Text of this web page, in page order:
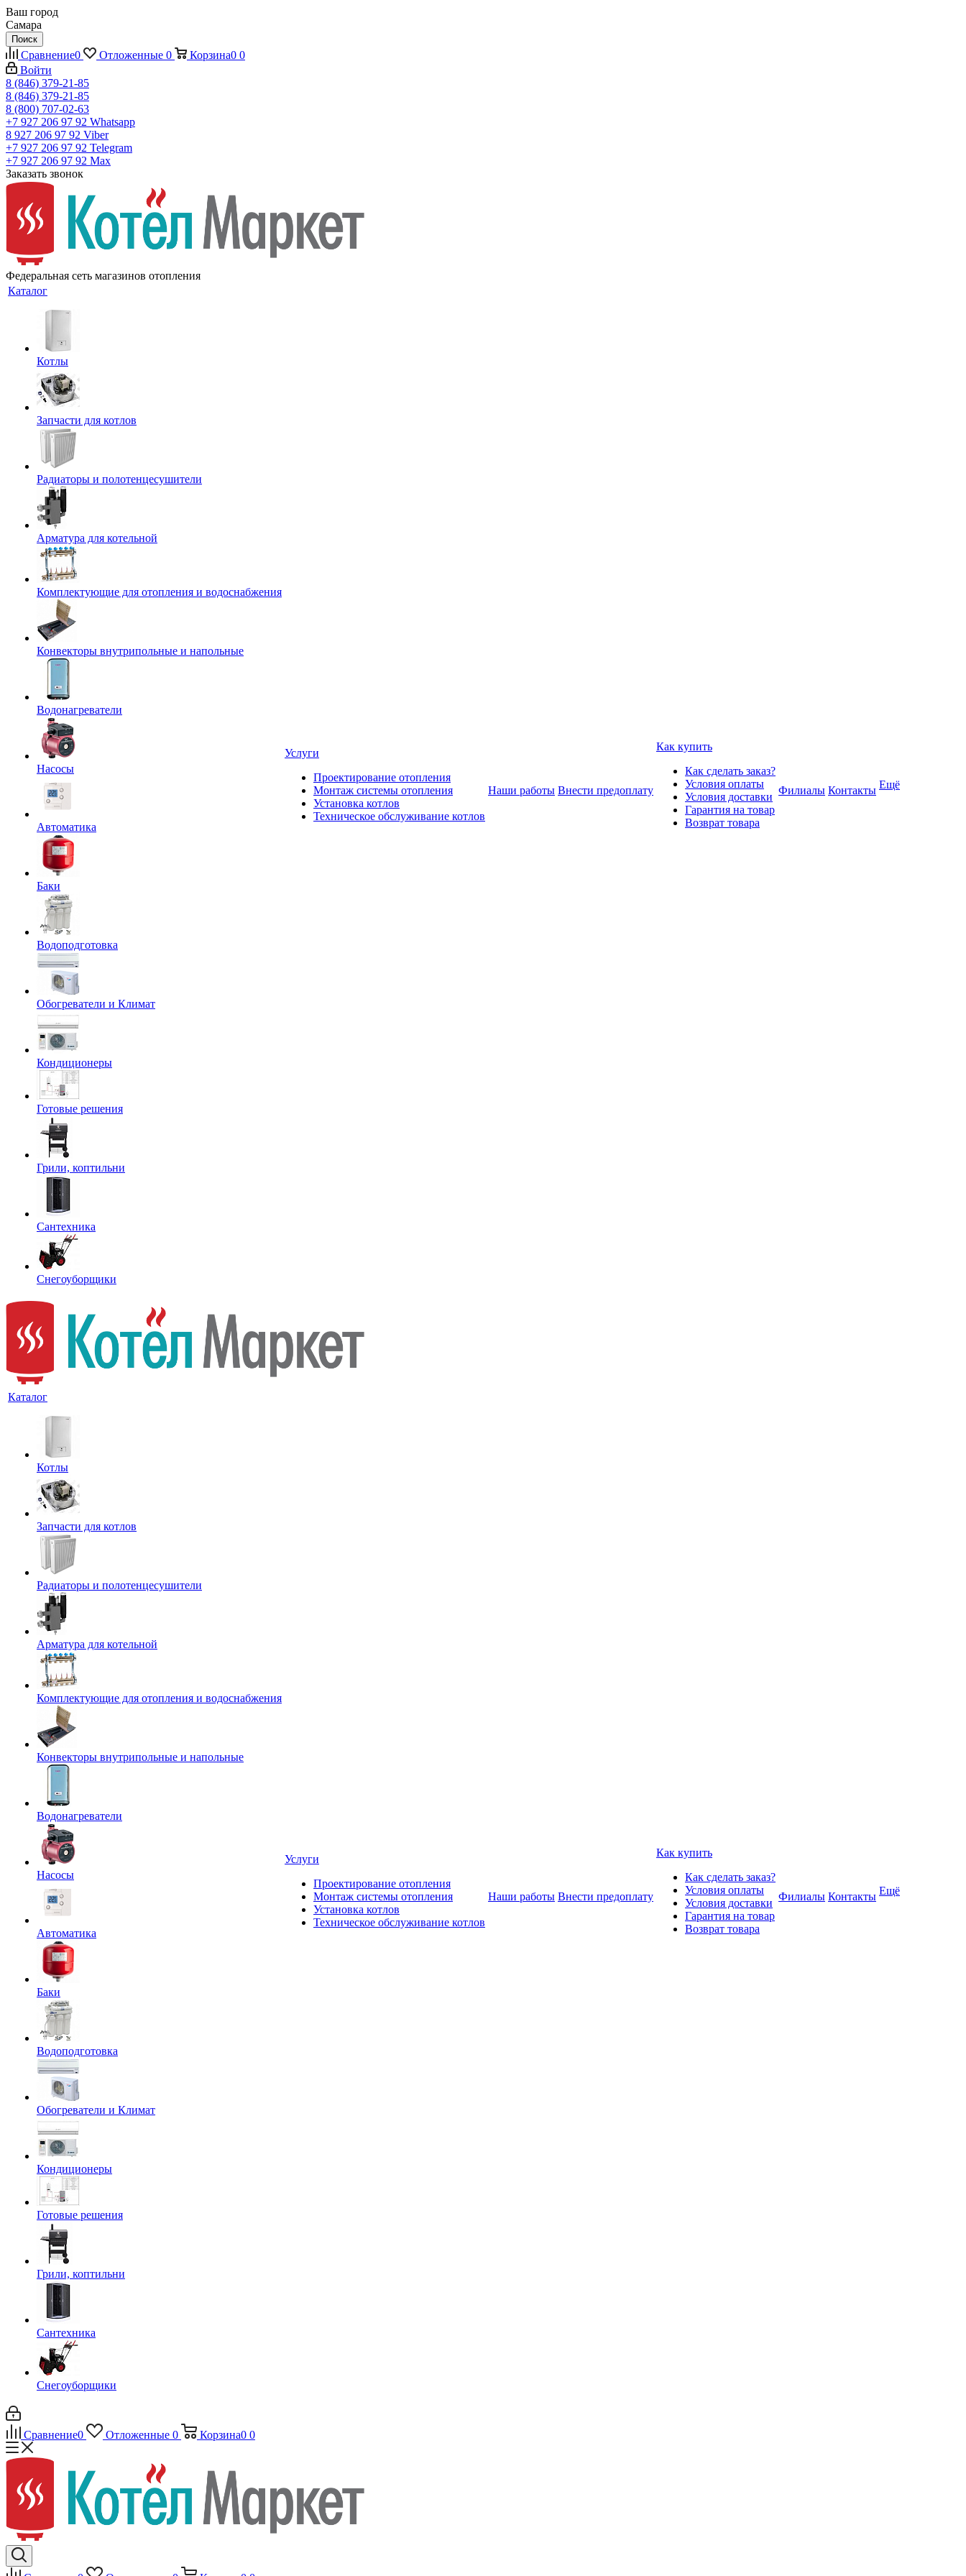
Ваш город
Самара
Поиск
Сравнение0 Отложенные 0 Корзина0 0
Войти
8 (846) 379-21-85
8 (846) 379-21-85
8 (800) 707-02-63
+7 927 206 97 92 Whatsapp
8 927 206 97 92 Viber
+7 927 206 97 92 Telegram
+7 927 206 97 92 Max
Заказать звонок
Федеральная сеть магазинов отопления
Каталог
Котлы
Запчасти для котлов
Радиаторы и полотенцесушители
Арматура для котельной
Комплектующие для отопления и водоснабжения
Конвекторы внутрипольные и напольные
Водонагреватели
Насосы
Автоматика
Баки
Водоподготовка
Обогреватели и Климат
Кондиционеры
Готовые решения
Грили, коптильни
Сантехника
Снегоуборщики
Услуги
Проектирование отопления
Монтаж системы отопления
Установка котлов
Техническое обслуживание котлов
Наши работы Внести предоплату
Как купить
Как сделать заказ?
Условия оплаты
Условия доставки
Гарантия на товар
Возврат товара
Филиалы Контакты Ещё
Каталог
Котлы
Запчасти для котлов
Радиаторы и полотенцесушители
Арматура для котельной
Комплектующие для отопления и водоснабжения
Конвекторы внутрипольные и напольные
Водонагреватели
Насосы
Автоматика
Баки
Водоподготовка
Обогреватели и Климат
Кондиционеры
Готовые решения
Грили, коптильни
Сантехника
Снегоуборщики
Услуги
Проектирование отопления
Монтаж системы отопления
Установка котлов
Техническое обслуживание котлов
Наши работы Внести предоплату
Как купить
Как сделать заказ?
Условия оплаты
Условия доставки
Гарантия на товар
Возврат товара
Филиалы Контакты Ещё
Сравнение0 Отложенные 0 Корзина0 0